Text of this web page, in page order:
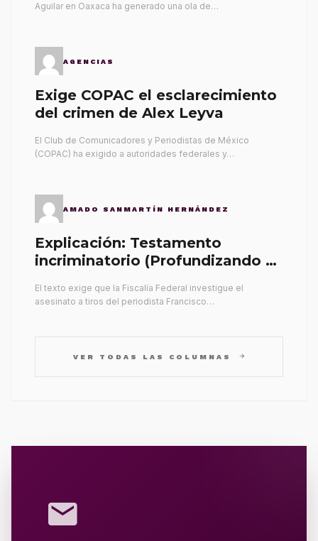
Aguilar en Oaxaca ha generado una ola de…
AGENCIAS
Exige COPAC el esclarecimiento
del crimen de Alex Leyva
El Club de Comunicadores y Periodistas de México
(COPAC) ha exigido a autoridades federales y…
AMADO SANMARTÍN HERNÁNDEZ
Explicación: Testamento
incriminatorio (Profundizando su
El texto exige que la Fiscalía Federal investigue el
asesinato a tiros del periodista Francisco…
VER TODAS LAS COLUMNAS arrow_forward
mail